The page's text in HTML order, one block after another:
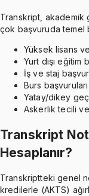
Transkript,
çok başvuruda temel
Yüksek lisans
Yurt dışı eğitim
İş ve staj
Burs başvuruları
Yatay/dikey
Askerlik tecili
Transkript
Hesaplanır?
Transkriptteki genel
kredilerle (AKTS)